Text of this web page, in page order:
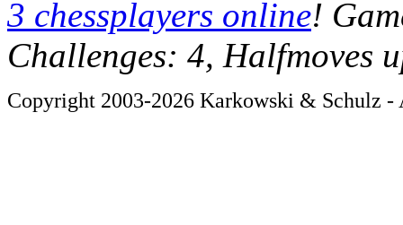
3 chessplayers online!
Challenges: 4, Halfmoves
Copyright 2003-2026 Karkowski & Schulz